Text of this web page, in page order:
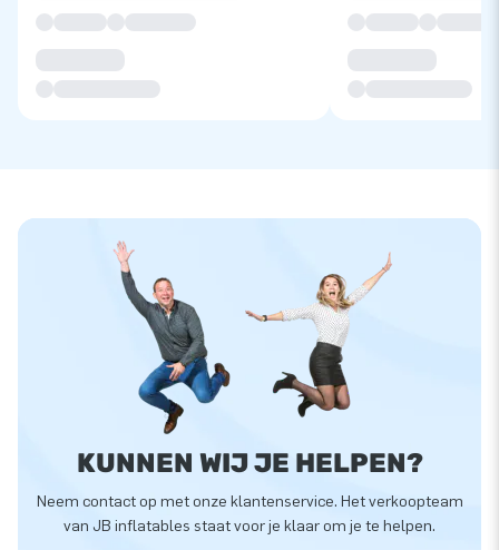
KUNNEN WIJ JE HELPEN?
Neem contact op met onze klantenservice. Het verkoopteam
van JB inflatables staat voor je klaar om je te helpen.